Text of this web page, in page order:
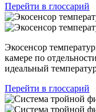
Перейти в глоссарий
Экосенсор
камере по
идеальный
Перейти в глоссарий